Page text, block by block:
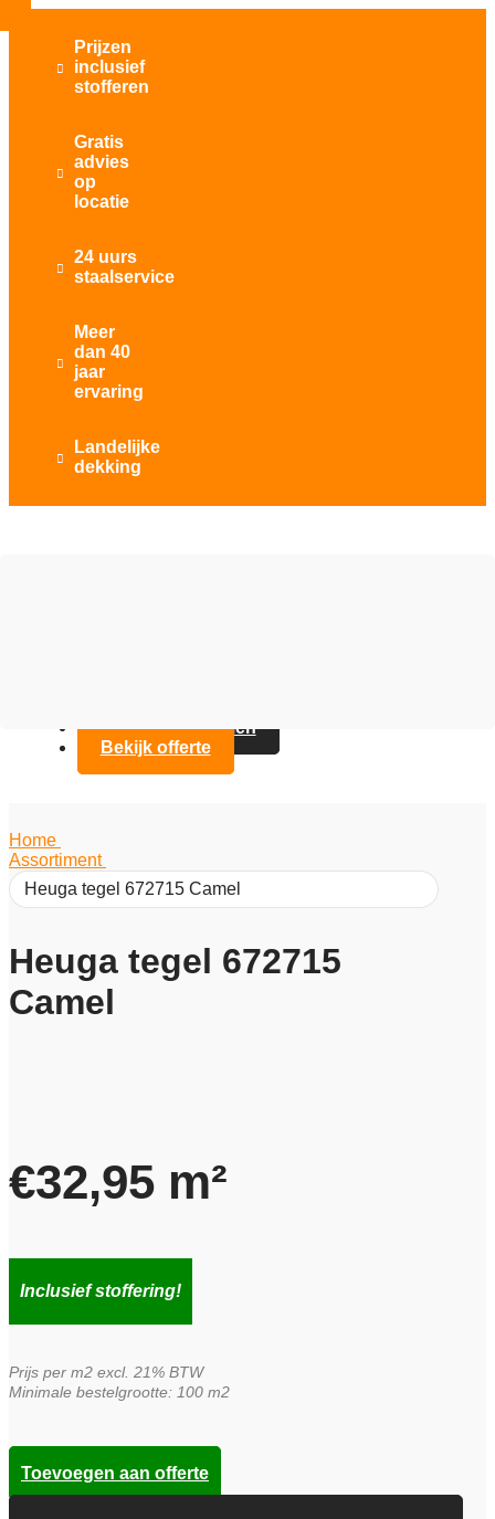

Prijzen
inclusief
stofferen

Gratis
advies
op
locatie

24 uurs
staalservice

Meer
dan 40
jaar
ervaring

Landelijke
dekking
Contact opnemen
Bekijk offerte
Home
Assortiment
Heuga tegel 672715 Camel
Heuga tegel 672715
Camel
€32,95 m²
Inclusief stoffering!
Prijs per m2 excl. 21% BTW
Minimale bestelgrootte: 100 m2
Toevoegen aan offerte